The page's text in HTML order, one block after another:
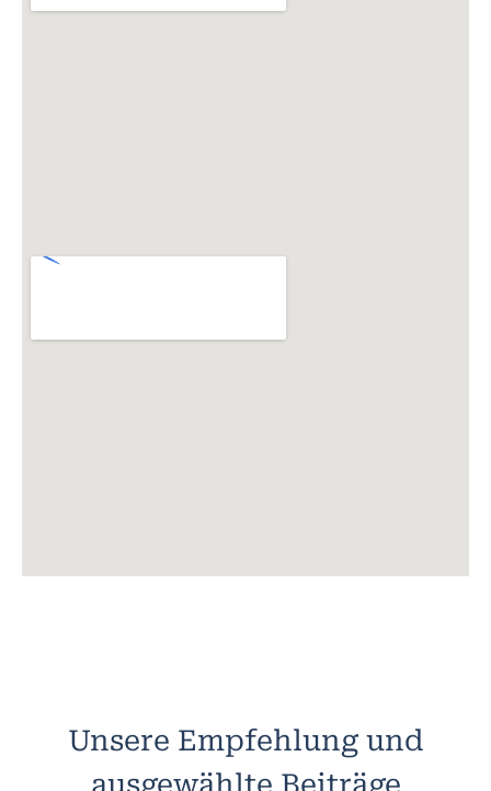
Unsere Empfehlung und
ausgewählte Beiträge